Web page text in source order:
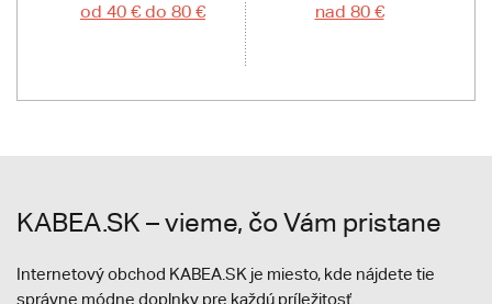
od 40 € do 80 € nad 80 €
KABEA.SK – vieme, čo Vám pristane
Internetový obchod KABEA.SK je miesto, kde nájdete tie
správne módne doplnky pre každú príležitosť.